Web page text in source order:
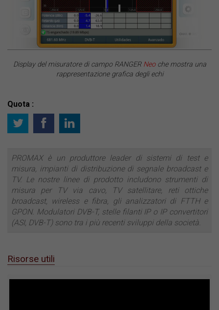
Display del misuratore di campo RANGER Neo che mostra una
rappresentazione grafica degli echi
Quota :
PROMAX è un produttore leader di sistemi di test e
misura, impianti di distribuzione di segnale broadcast e
TV. Le nostre linee di prodotto includono strumenti di
misura per TV via cavo, TV satellitare, reti ottiche
broadcast, wireless e fibra, gli analizzatori di FTTH e
GPON. Modulatori DVB-T, stelle filanti IP o IP convertitori
(ASI, DVB-T) sono tra i più recenti sviluppi della società.
Risorse utili